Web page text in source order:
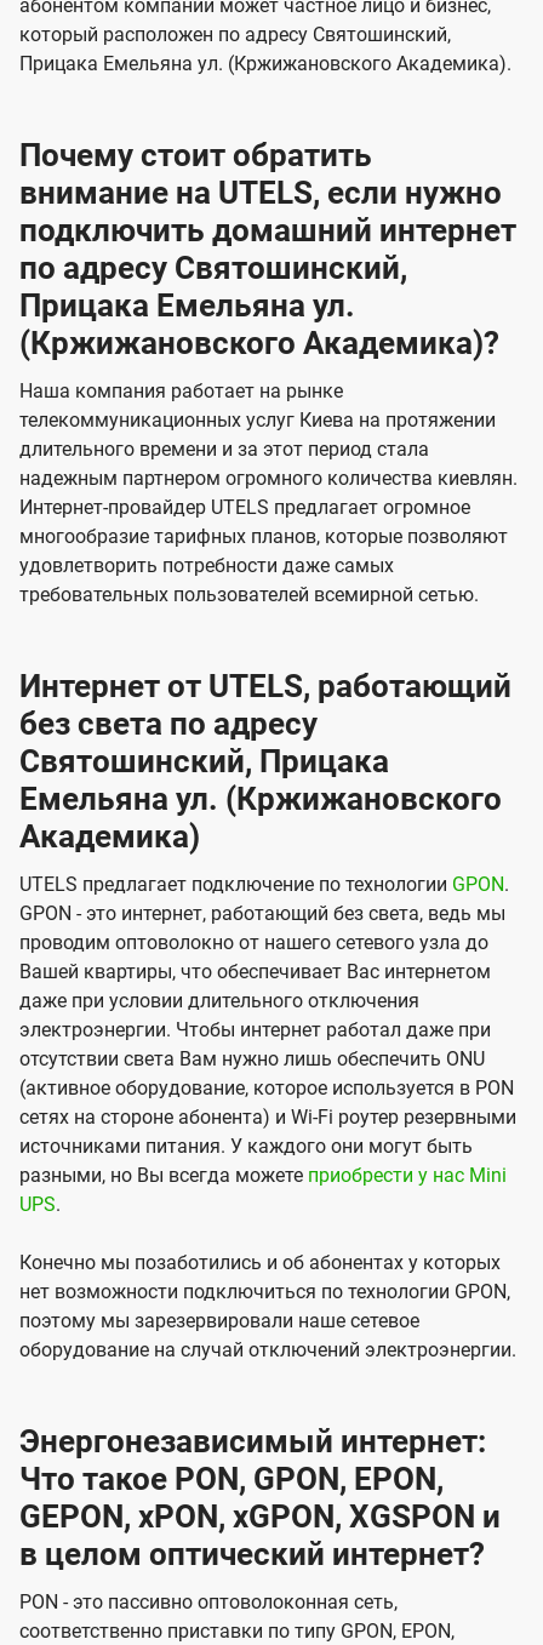
абонентом компании может частное лицо и бизнес,
который расположен по адресу Святошинский,
Прицака Емельяна ул. (Кржижановского Академика).
Почему стоит обратить
внимание на UTELS, если нужно
подключить домашний интернет
по адресу Святошинский,
Прицака Емельяна ул.
(Кржижановского Академика)?
Наша компания работает на рынке
телекоммуникационных услуг Киева на протяжении
длительного времени и за этот период стала
надежным партнером огромного количества киевлян.
Интернет-провайдер UTELS предлагает огромное
многообразие тарифных планов, которые позволяют
удовлетворить потребности даже самых
требовательных пользователей всемирной сетью.
Интернет от UTELS, работающий
без света по адресу
Святошинский, Прицака
Емельяна ул. (Кржижановского
Академика)
UTELS предлагает подключение по технологии GPON.
GPON - это интернет, работающий без света, ведь мы
проводим оптоволокно от нашего сетевого узла до
Вашей квартиры, что обеспечивает Вас интернетом
даже при условии длительного отключения
электроэнергии. Чтобы интернет работал даже при
отсутствии света Вам нужно лишь обеспечить ONU
(активное оборудование, которое используется в PON
сетях на стороне абонента) и Wi-Fi роутер резервными
источниками питания. У каждого они могут быть
разными, но Вы всегда можете приобрести у нас Mini
UPS.
Конечно мы позаботились и об абонентах у которых
нет возможности подключиться по технологии GPON,
поэтому мы зарезервировали наше сетевое
оборудование на случай отключений электроэнергии.
Энергонезависимый интернет:
Что такое PON, GPON, EPON,
GEPON, xPON, xGPON, XGSPON и
в целом оптический интернет?
PON - это пассивно оптоволоконная сеть,
соответственно приставки по типу GPON, EPON,